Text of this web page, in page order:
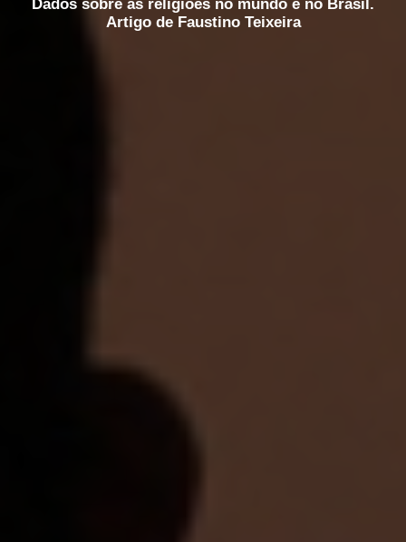
Dados sobre as religiões no mundo e no Brasil.
Artigo de Faustino Teixeira